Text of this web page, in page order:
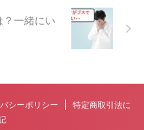
？一緒にい
シーポリシー
特定商取引法に